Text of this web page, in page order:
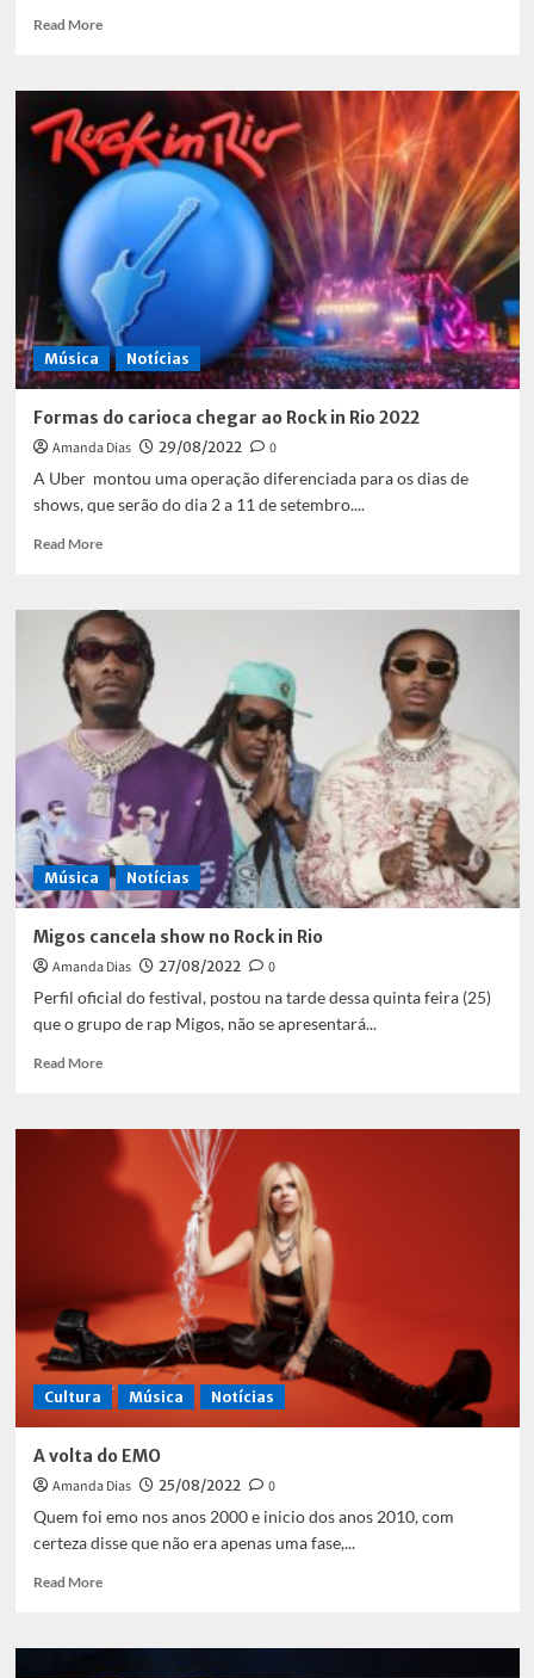
Read MoreRead
Anitta
história
no
MTV
VMA
Música Notícias
Formas do carioca chegar ao Rock in Rio 2022
Amanda Dias 29/08/2022
0
A Uber montou uma operação diferenciada para os dias de
shows, que serão do dia 2 a 11 de setembro....
Read MoreRead
Formas
do
carioca
chegar
ao
Rock
in
Rio
2022
Música Notícias
Migos cancela show no Rock in Rio
Amanda Dias 27/08/2022
0
Perfil oficial do festival, postou na tarde dessa quinta feira (25)
que o grupo de rap Migos, não se apresentará...
Read MoreRead
Migos
show
no
Cultura Música Notícias
A volta do EMO
Amanda Dias 25/08/2022
0
Quem foi emo nos anos 2000 e inicio dos anos 2010, com
certeza disse que não era apenas uma fase,...
Read MoreRead
A
volta